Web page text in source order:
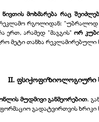
მოხმარება რაც
რგოლიდან:
ერთ, არამედ "მაგგის" ორ
მეტი თანხა რეკლამირებული
II. ფსიქოფიზიოლოგიური
მუდმივი განმეორებით.
გადატვირთვის